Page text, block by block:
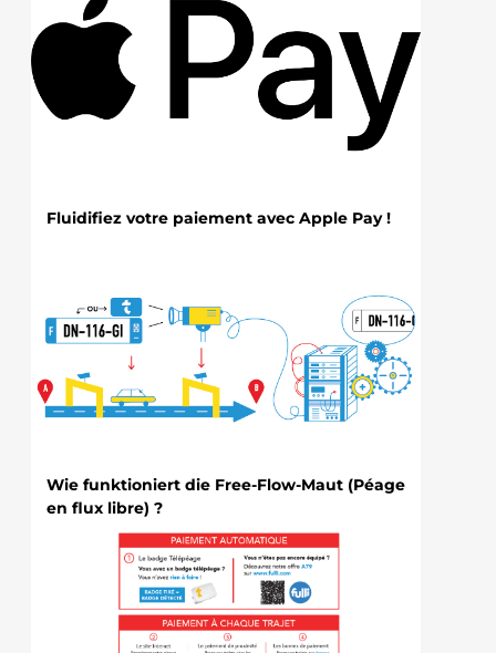
Fluidifiez votre paiement avec Apple Pay !
Wie funktioniert die Free-Flow-Maut (Péage
en flux libre) ?